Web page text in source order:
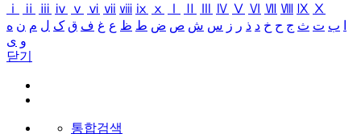
ⅰ
ⅱ ⅲ ⅳ ⅴ ⅵ ⅶ ⅷ ⅸ ⅹ Ⅳ Ⅴ Ⅵ Ⅶ Ⅷ Ⅸ Ⅹ
ب ت ث ج ح خ د ذ ر ز س ش ص ض ط ظ ع غ ف ق ک ل م ن ه
و ی
닫기
통합검색